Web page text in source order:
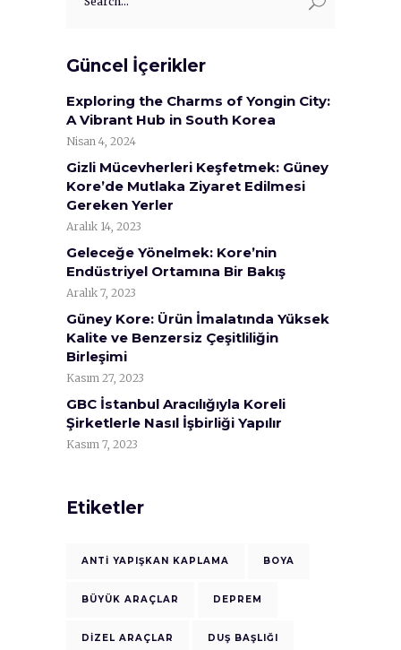
for:
Güncel İçerikler
Exploring the Charms of Yongin City:
A Vibrant Hub in South Korea
Nisan 4, 2024
Gizli Mücevherleri Keşfetmek: Güney
Kore’de Mutlaka Ziyaret Edilmesi
Gereken Yerler
Aralık 14, 2023
Geleceğe Yönelmek: Kore’nin
Endüstriyel Ortamına Bir Bakış
Aralık 7, 2023
Güney Kore: Ürün İmalatında Yüksek
Kalite ve Benzersiz Çeşitliliğin
Birleşimi
Kasım 27, 2023
GBC İstanbul Aracılığıyla Koreli
Şirketlerle Nasıl İşbirliği Yapılır
Kasım 7, 2023
Etiketler
ANTI YAPIŞKAN KAPLAMA BOYA
BÜYÜK ARAÇLAR DEPREM
DIZEL ARAÇLAR DUŞ BAŞLIĞI